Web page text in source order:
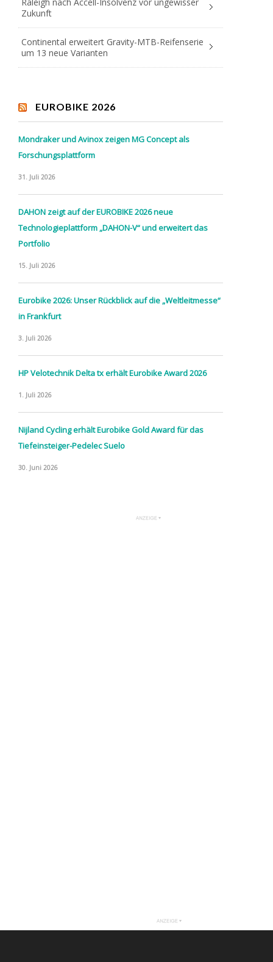
Zukunft
Continental erweitert Gravity-MTB-Reifenserie
um 13 neue Varianten
EUROBIKE 2026
Mondraker und Avinox zeigen MG Concept als
Forschungsplattform
31. Juli 2026
DAHON zeigt auf der EUROBIKE 2026 neue
Technologieplattform „DAHON-V“ und erweitert das
Portfolio
15. Juli 2026
Eurobike 2026: Unser Rückblick auf die „Weltleitmesse“
in Frankfurt
3. Juli 2026
HP Velotechnik Delta tx erhält Eurobike Award 2026
1. Juli 2026
Nijland Cycling erhält Eurobike Gold Award für das
Tiefeinsteiger-Pedelec Suelo
30. Juni 2026